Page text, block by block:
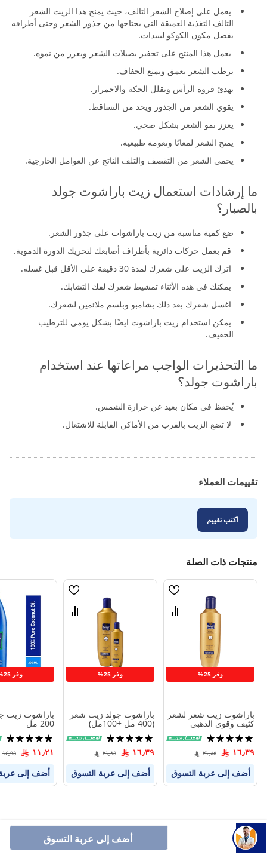
أضف إلى عربة التسوق
يعمل على إصلاح الشعر التالف، حيث يمنح هذا الزيت الشعر
التالف التغذية العميقة التي يحتاجها من جذور الشعر وحتى أطرافه
بفضل مكون الكوكو ليبيدات.
يعمل هذا المنتج على تحفيز بصيلات الشعر ويعزز من نموه.
يرطب الشعر بعمق ويمنع الجفاف.
يهدئ فروة الرأس ويقلل الحكة والاحمرار.
يقوي الشعر من الجذور ويحد من التساقط.
يعزز نمو الشعر بشكل صحي.
يمنح الشعر لمعانًا ونعومة طبيعية.
يحمي الشعر من التقصف والتلف الناتج عن العوامل الخارجية.
ما إرشادات استعمال زيت باراشوت جولد
بالصبار؟
ضع كمية مناسبة من زيت باراشوات على جذور الشعر.
قم بعمل حركات دائرية بأطراف أصابعك لتحريك الدورة الدموية.
اترك الزيت على شعرك لمدة 30 دقيقة على الأقل قبل غسله.
يمكنك في هذه الأثناء تمشيط شعرك لفك التشابك.
اغسل شعرك بعد ذلك بشامبو وبلسم ملائمين لشعرك.
يمكن استخدام زيت باراشوت ايضًا بشكل يومي للترطيب
الخفيف.
ما التحذيرات الواجب مراعاتها عند استخدام
باراشوت جولد؟
يُحفظ في مكان بعيد عن حرارة الشمس.
لا تضع الزيت بالقرب من الأماكن القابلة للاشتعال.
تقييمات العملاء
اكتب تقييم
منتجات ذات الصلة
وفر 25%
قائمة
قارن
باراشوت زيت شعر لشعر
كثيف وقوي الذهبي
400مل
تقييم:
100%
١٦٫٣٩ ٢١٫٨٥
أضف إلى عربة التسوق
وفر 25%
قائمة
قارن
باراشوت جولد زيت شعر
(400 مل +100مل)
تقييم:
100%
١٦٫٣٩ ٢١٫٨٥
أضف إلى عربة التسوق
وفر 25%
باراشوت زيت
200 مل
تقييم:
100%
١١٫٢١ ١٤٫٩٥
أضف إلى